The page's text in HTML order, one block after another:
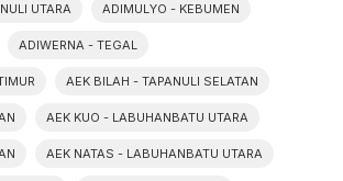
UTARA ADIMULYO - KEBUMEN
ADIWERNA - TEGAL
AEK BILAH - TAPANULI SELATAN
AEK KUO - LABUHANBATU UTARA
AEK NATAS - LABUHANBATU UTARA